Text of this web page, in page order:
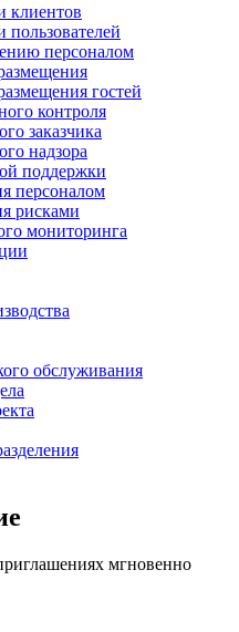
клиентов
персоналом
гостей
контроля
заказчика
надзора
поддержки
персоналом
рисками
мониторинга
обслуживания
мгновенно